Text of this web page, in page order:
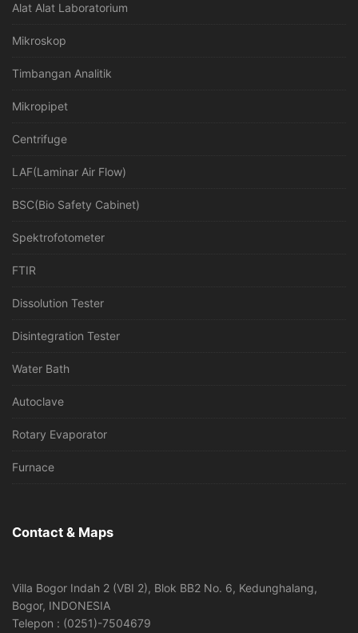
Alat Alat Laboratorium
Mikroskop
Timbangan Analitik
Mikropipet
Centrifuge
LAF(Laminar Air Flow)
BSC(Bio Safety Cabinet)
Spektrofotometer
FTIR
Dissolution Tester
Disintegration Tester
Water Bath
Autoclave
Rotary Evaporator
Furnace
Contact & Maps
Villa Bogor Indah 2 (VBI 2), Blok BB2 No. 6, Kedunghalang,
Bogor, INDONESIA
Telepon : (0251)-7504679